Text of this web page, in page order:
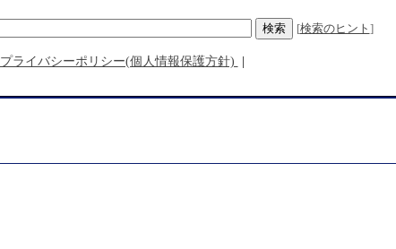
[検索のヒント ]
プライバシーポリシー(個人情報保護方針) |